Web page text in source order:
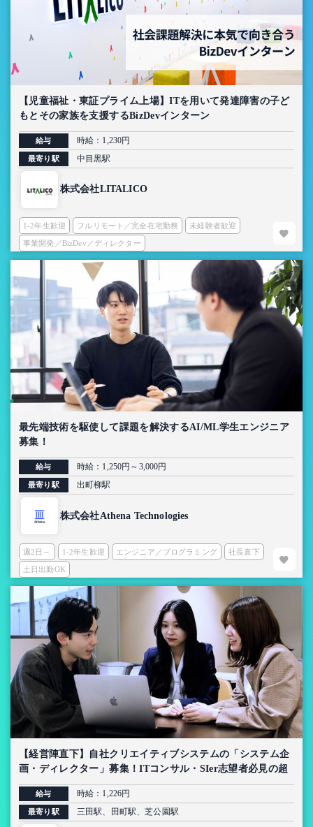
【児童福祉・東証プライム上場】ITを用いて発達障害の子ど
もとその家族を支援するBizDevインターン
給与 時給：1,230円
最寄り駅 中目黒駅
株式会社LITALICO
1-2年生歓迎 フルリモート／完全在宅勤務 未経験者歓迎
事業開発／BizDev／ディレクター
最先端技術を駆使して課題を解決するAI/ML学生エンジニア
募集！
給与 時給：1,250円～3,000円
最寄り駅 出町柳駅
株式会社Athena Technologies
週2日～ 1-2年生歓迎 エンジニア／プログラミング 社長直下
土日出勤OK
【経営陣直下】自社クリエイティブシステムの「システム企
画・ディレクター」募集！ITコンサル・SIer志望者必見の超
上流インターン【AI導入プロジェクト】
給与 時給：1,226円
最寄り駅 三田駅、田町駅、芝公園駅